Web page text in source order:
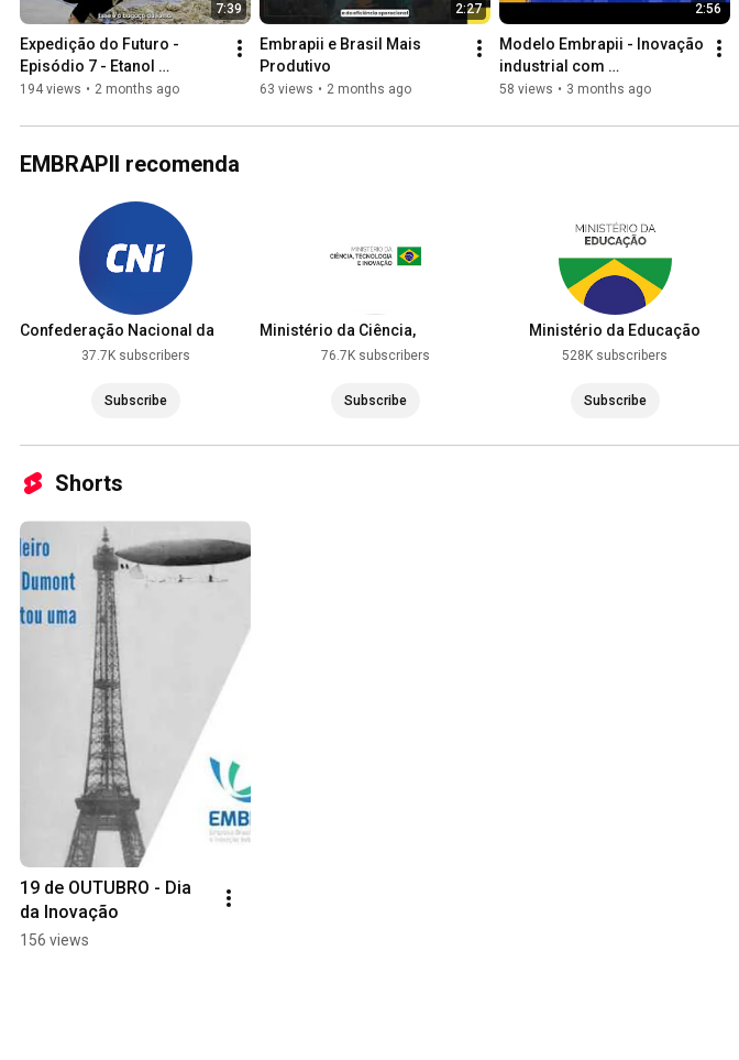
7:39
Expedição do Futuro -
Episódio 7 - Etanol
sustentável
194 views • 2 months ago
2:27
Embrapii e Brasil Mais
Produtivo
63 views • 2 months ago
2:56
Modelo Embrapii - Inovação
industrial com
compartilhamento de risco
58 views • 3 months ago
EMBRAPII recomenda
Confederação Nacional da
Indústria37.7K subscribers
Subscribe
Ministério da Ciência,
Tecnologia e Inovação
76.7K subscribers
Subscribe
Ministério da Educação
528K subscribers
Subscribe
Shorts
19 de OUTUBRO - Dia
da Inovação
156 views